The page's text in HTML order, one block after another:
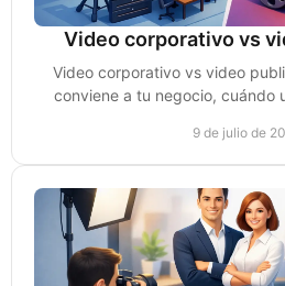
Video corporativo vs
Video corporativo vs video
conviene a tu negocio, cuándo
9 de julio de